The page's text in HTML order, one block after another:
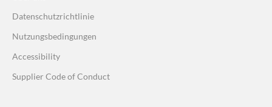
Datenschutzrichtlinie
Nutzungsbedingungen
Accessibility
Supplier Code of Conduct